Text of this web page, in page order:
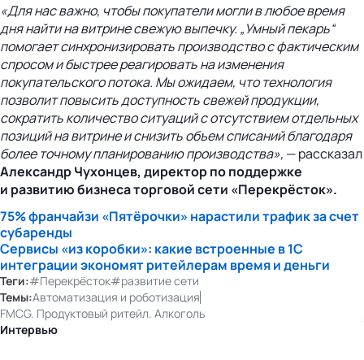
«Для нас важно, чтобы покупатели могли в любое время
дня найти на витрине свежую выпечку. „Умный пекарь“
помогает синхронизировать производство с фактическим
спросом и быстрее реагировать на изменения
покупательского потока. Мы ожидаем, что технология
позволит повысить доступность свежей продукции,
сократить количество ситуаций с отсутствием отдельных
позиций на витрине и снизить объем списаний благодаря
более точному планированию производства», — рассказал
Александр Чухонцев, директор по поддержке
и развитию бизнеса торговой сети «Перекрёсток».
75% франчайзи «Пятёрочки» нарастили трафик за счет
субаренды
Сервисы «из коробки»: какие встроенные в 1С
интеграции экономят ритейлерам время и деньги
Теги:#Перекрёсток#развитие сети
Темы:Автоматизация и роботизация
FMCG. Продуктовый ритейл. Алкоголь
Интервью